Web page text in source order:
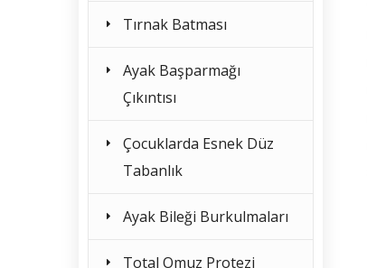
Tırnak Batması
Ayak Başparmağı
Çıkıntısı
Çocuklarda Esnek Düz
Tabanlık
Ayak Bileği Burkulmaları
Total Omuz Protezi